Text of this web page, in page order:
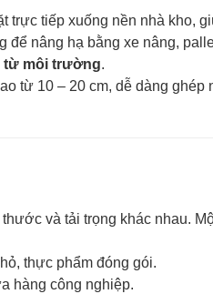
trực tiếp xuống nền nhà kho,
nâng hạ bằng xe nâng,
từ môi trường.
từ 10 – 20 cm, dễ dàng ghép
và tải trọng khác nhau.
thực phẩm đóng gói.
hàng công nghiệp.